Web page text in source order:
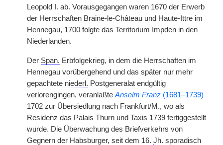
Leopold I. ab. Vorausgegangen waren 1670 der Erwerb
der Herrschaften Braine-le-Château und Haute-Ittre im
Hennegau, 1700 folgte das Territorium Impden in den
Niederlanden.
Der Span. Erbfolgekrieg, in dem die Herrschaften im
Hennegau vorübergehend und das später nur mehr
gepachtete niederl. Postgeneralat endgültig
verlorengingen, veranlaßte Anselm Franz (1681–1739)
1702 zur Übersiedlung nach Frankfurt/M., wo als
Residenz das Palais Thurn und Taxis 1739 fertiggestellt
wurde. Die Überwachung des Briefverkehrs von
Gegnern der Habsburger, seit dem 16. Jh. sporadisch